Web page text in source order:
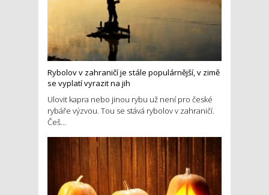
Rybolov v zahraničí je stále populárnější, v zimě
se vyplatí vyrazit na jih
Ulovit kapra nebo jinou rybu už není pro české
rybáře výzvou. Tou se stává rybolov v zahraničí.
Češ...